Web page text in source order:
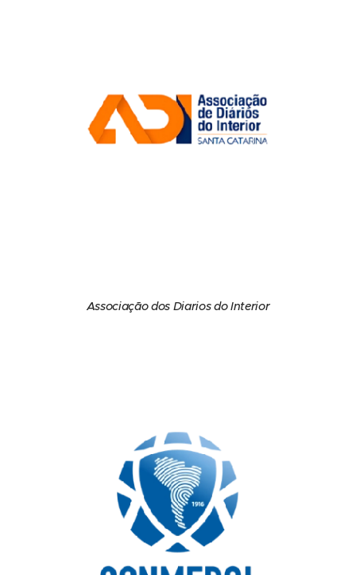
Associação dos Diarios do Interior